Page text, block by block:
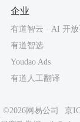
企业
有道智云 · AI 开
有道智选
Youdao Ads
有道人工翻译
©2026网易公司 京